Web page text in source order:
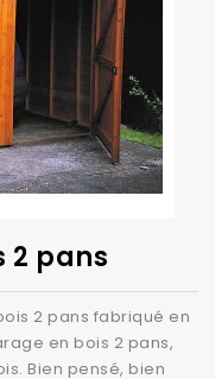
2 pans
2 pans fabriqué en
en bois 2 pans,
Bien pensé, bien